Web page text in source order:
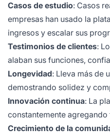
Casos de estudio: Casos
empresas han usado la
ingresos y escalar sus
Testimonios de clientes:
alaban sus funciones,
Longevidad: Lleva más de
demostrando solidez y
Innovación continua: La
constantemente
Crecimiento de la